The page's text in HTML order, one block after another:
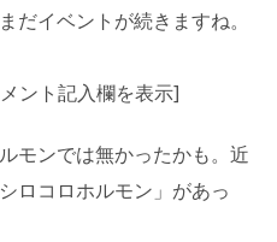
だイベントが続きますね。
ント記入欄を表示]
モンでは無かったかも。近
ロコロホルモン」があっ